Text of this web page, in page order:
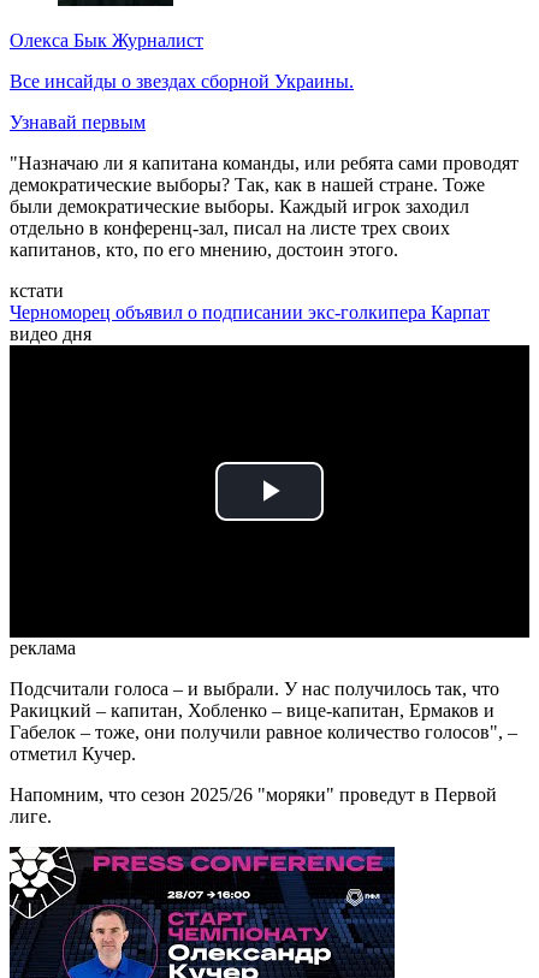
Олекса Бык Журналист
Все инсайды о звездах сборной Украины.
Узнавай первым
"Назначаю ли я капитана команды, или ребята сами проводят
демократические выборы? Так, как в нашей стране. Тоже
были демократические выборы. Каждый игрок заходил
отдельно в конференц-зал, писал на листе трех своих
капитанов, кто, по его мнению, достоин этого.
кстати
Черноморец объявил о подписании экс-голкипера Карпат
видео дня
Play
реклама
Подсчитали голоса – и выбрали. У нас получилось так, что
Ракицкий – капитан, Хобленко – вице-капитан, Ермаков и
Габелок – тоже, они получили равное количество голосов", –
отметил Кучер.
Напомним, что сезон 2025/26 "моряки" проведут в Первой
лиге.